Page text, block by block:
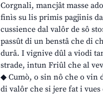
Corgnali, mancjât masse
finìs su lis primis pagjinis
cussience dal valôr de sô
passût di un benstâ che di
durâ. I vignive dûl a viodi
strade, intun Friûl che al
◆ Cumò, o sin nô che o vin
di valôr che si jere fat i